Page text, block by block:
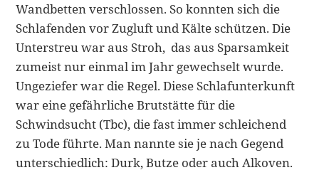
Wandbetten verschlossen. So konnten sich die
Schlafenden vor Zugluft und Kälte schützen. Die
Unterstreu war aus Stroh, das aus Sparsamkeit
zumeist nur einmal im Jahr gewechselt wurde.
Ungeziefer war die Regel. Diese Schlafunterkunft
war eine gefährliche Brutstätte für die
Schwindsucht (Tbc), die fast immer schleichend
zu Tode führte. Man nannte sie je nach Gegend
unterschiedlich: Durk, Butze oder auch Alkoven.